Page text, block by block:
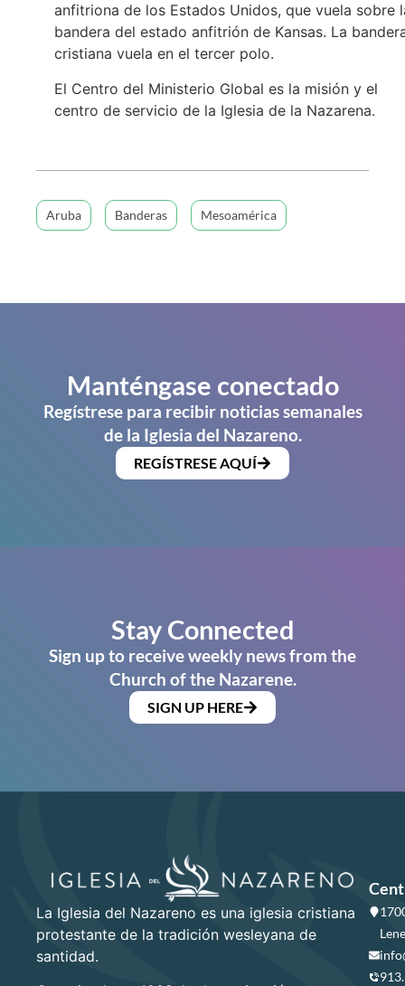
anfitriona de los Estados Unidos, que vuela sobre
bandera del estado anfitrión de Kansas. La
cristiana vuela en el tercer polo.
El Centro del Ministerio Global es la misión y el
centro de servicio de la Iglesia de la Nazarena.
Aruba Banderas Mesoamérica
Manténgase conectado
Regístrese para recibir noticias semanales
de la Iglesia del Nazareno.
REGÍSTRESE AQUÍ
Stay Connected
Sign up to receive weekly news from the
Church of the Nazarene.
SIGN UP HERE
La Iglesia del Nazareno es una iglesia cristiana
protestante de la tradición wesleyana de
santidad.